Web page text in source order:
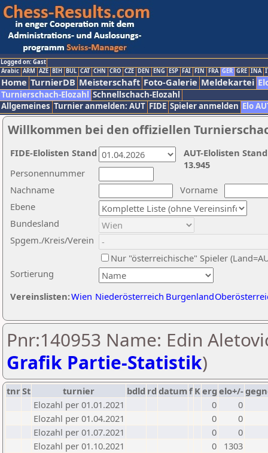
Logged on: Gast
Arabic ARM AZE BIH BUL CAT CHN CRO CZE DEN ENG ESP FAI FIN FRA GER GRE INA
Home TurnierDB Meisterschaft Foto-Galerie Meldekartei
Turnierschach-Elozahl Schnellschach-Elozahl
Allgemeines Turnier anmelden: AUT FIDE Spieler anmelden Elo
Willkommen bei den offiziellen
Nachname
Vorname
Ebene
Sortierung
Personennummer
Bundesland
Spgem./Kreis/Verein
Nur "österreichische" Spieler
Vereinslisten:Wien Niederösterreich Burgenland
AUT-Elolisten
13.945
FIDE-Elolisten Stand
Pnr:140953 Name: Edin
Grafik Partie-Statistik)
tnrSt turnier bdld rd datumf Kerg elo+/-
Elozahl per 01.01.2021
0
0
Elozahl per 01.04.2021
0
0
Elozahl per 01.07.2021
0
0
Elozahl per 01.10.2021
0
1303